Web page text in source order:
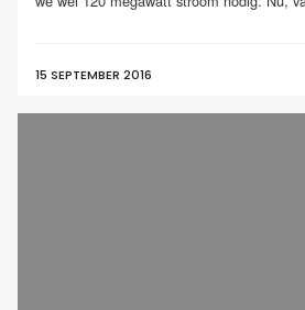
15 SEPTEMBER 2016